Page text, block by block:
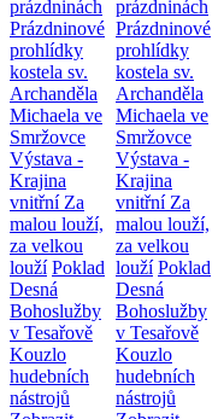
prázdninách
Prázdninové
prohlídky
kostela sv.
Archanděla
Michaela ve
Smržovce
Výstava -
Krajina
vnitřní Za
malou louží,
za velkou
louží Poklad
Desná
Bohoslužby
v Tesařově
Kouzlo
hudebních
nástrojů
prázdninách
Prázdninové
prohlídky
kostela sv.
Archanděla
Michaela ve
Smržovce
Výstava -
Krajina
vnitřní Za
malou louží,
za velkou
louží Poklad
Desná
Bohoslužby
v Tesařově
Kouzlo
hudebních
nástrojů